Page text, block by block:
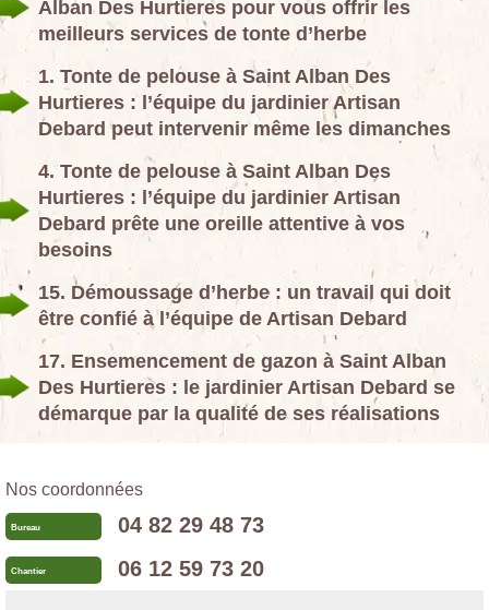
Alban Des Hurtieres pour vous offrir les
meilleurs services de tonte d’herbe
1. Tonte de pelouse à Saint Alban Des
Hurtieres : l’équipe du jardinier Artisan
Debard peut intervenir même les dimanches
4. Tonte de pelouse à Saint Alban Des
Hurtieres : l’équipe du jardinier Artisan
Debard prête une oreille attentive à vos
besoins
15. Démoussage d’herbe : un travail qui doit
être confié à l’équipe de Artisan Debard
17. Ensemencement de gazon à Saint Alban
Des Hurtieres : le jardinier Artisan Debard se
démarque par la qualité de ses réalisations
Nos coordonnées
Bureau 04 82 29 48 73
Chantier 06 12 59 73 20